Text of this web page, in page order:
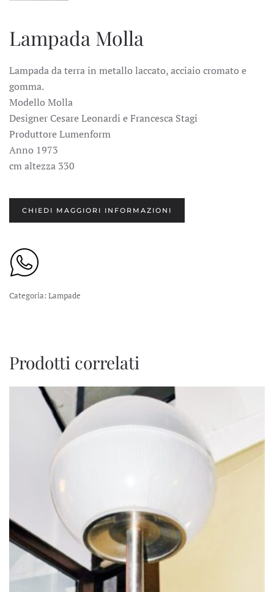
Lampada Molla
Lampada da terra in metallo laccato, acciaio cromato e
gomma.
Modello Molla
Designer Cesare Leonardi e Francesca Stagi
Produttore Lumenform
Anno 1973
cm altezza 330
CHIEDI MAGGIORI INFORMAZIONI
Categoria: Lampade
Prodotti correlati